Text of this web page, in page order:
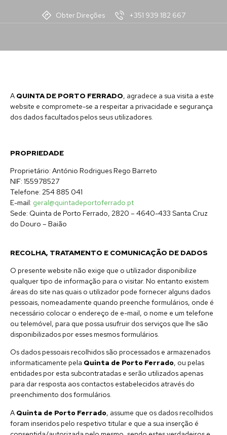
Obter Direções +351 939 182 667
A QUINTA DE PORTO FERRADO, agradece a sua visita a este
website e compromete-se a respeitar a privacidade e segurança
dos dados facultados pelos seus utilizadores.
PROPRIEDADE
Proprietário: António Rodrigues Rego Barreto
NIF: 155978527
Telefone: 254 885 041
E-mail: geral@quintadeportoferrado.pt
Sede: Quinta de Porto Ferrado, 2820 – 4640-433 Santa Cruz
do Douro – Baião
RECOLHA, TRATAMENTO E COMUNICAÇÃO DE DADOS
O presente website não exige que o utilizador disponibilize
qualquer tipo de informação para o visitar. No entanto existem
áreas do site nas quais o utilizador pode fornecer alguns dados
pessoais, nomeadamente quando preenche formulários, onde é
necessário colocar o endereço de e-mail, o nome e um telefone
ou telemóvel, para que possa usufruir dos serviços que lhe são
disponibilizados por esses mesmos formulários.
Os dados pessoais recolhidos são processados e armazenados
informaticamente pela Quinta de Porto Ferrado, ou pelas
entidades por esta subcontratadas e serão utilizados apenas
para dar resposta aos contactos estabelecidos através do
preenchimento dos formulários.
A Quinta de Porto Ferrado, assume que os dados recolhidos
foram inseridos pelo respetivo titular e que a sua inserção é